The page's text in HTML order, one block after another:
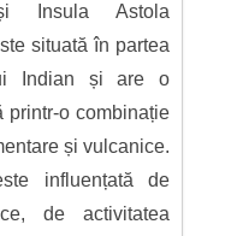
Insula Astola
situată în partea
Indian și are o
printr-o combinație
și vulcanice.
influențată de
de activitatea